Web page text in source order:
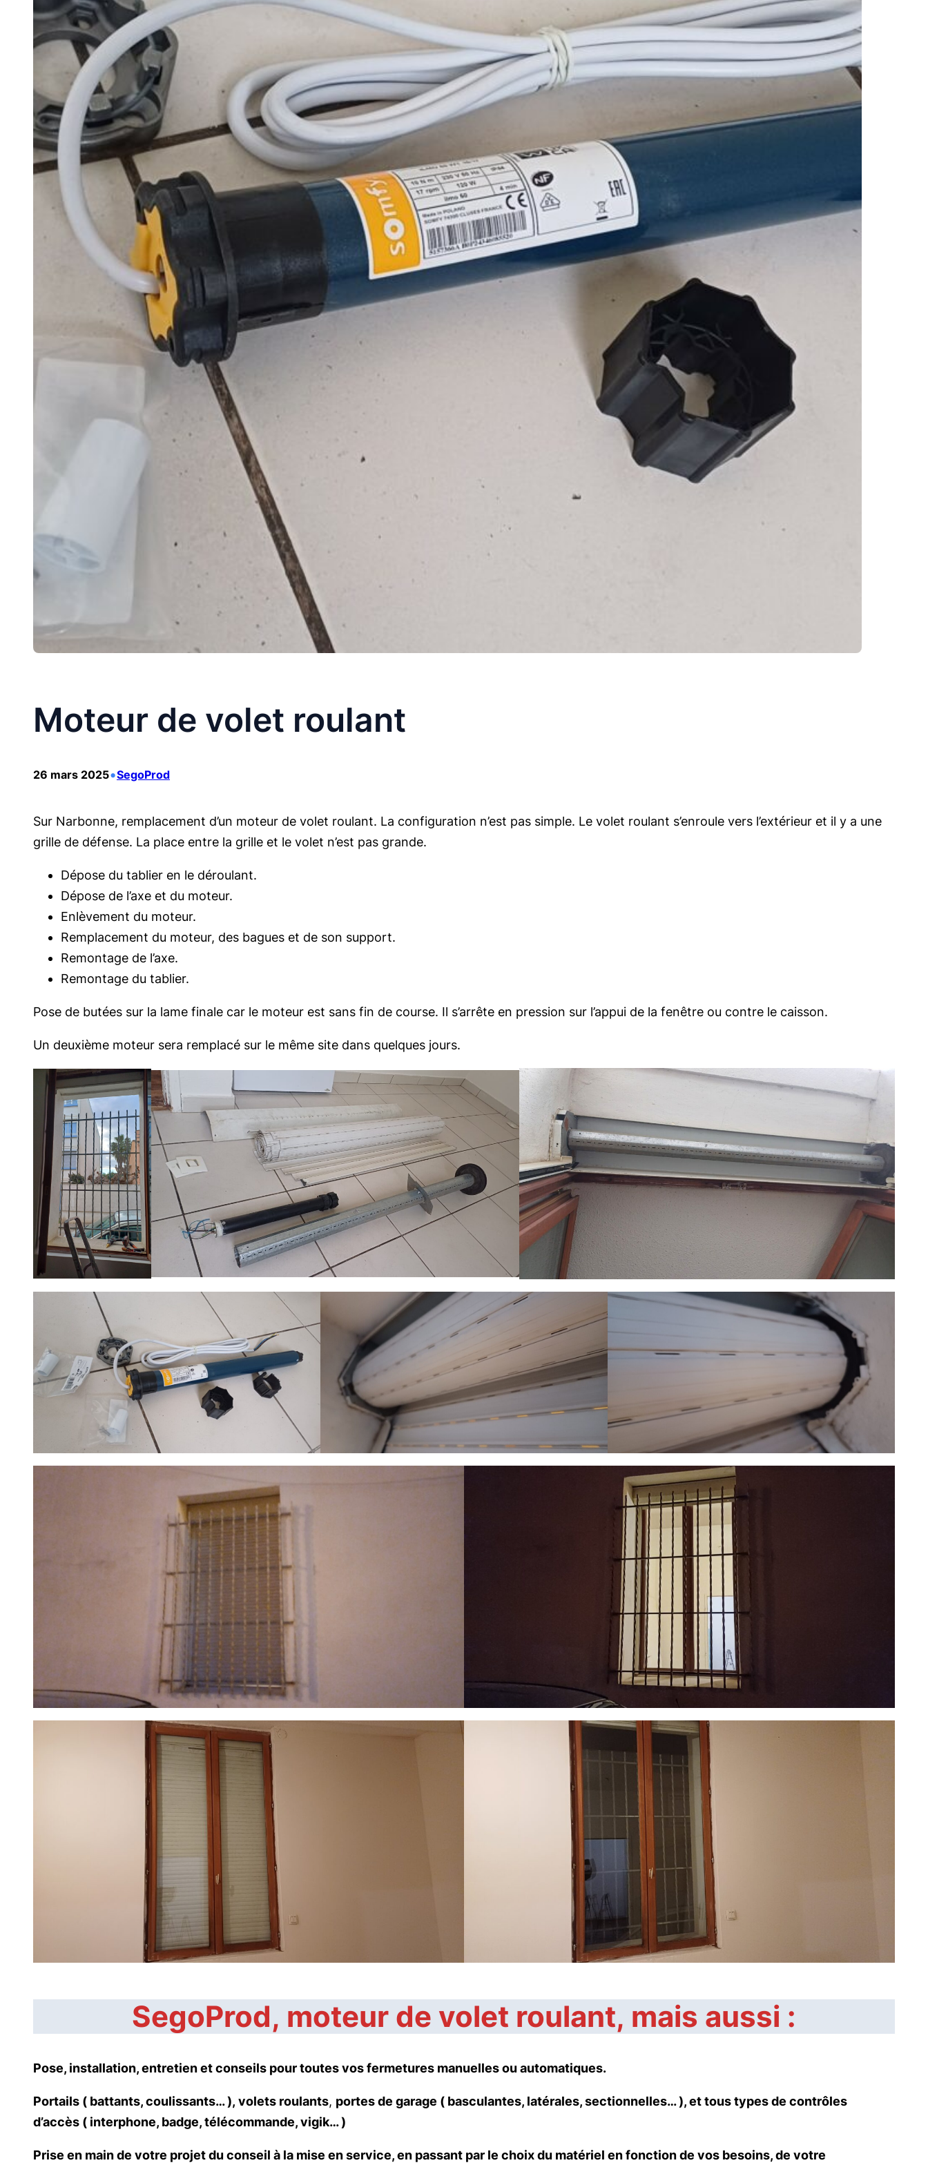
Moteur de volet roulant
26 mars 2025•SegoProd
Sur Narbonne, remplacement d’un moteur de volet roulant. La configuration n’est pas simple. Le volet roulant s’enroule vers l’extérieur et il y a une
grille de défense. La place entre la grille et le volet n’est pas grande.
Dépose du tablier en le déroulant.
Dépose de l’axe et du moteur.
Enlèvement du moteur.
Remplacement du moteur, des bagues et de son support.
Remontage de l’axe.
Remontage du tablier.
Pose de butées sur la lame finale car le moteur est sans fin de course. Il s’arrête en pression sur l’appui de la fenêtre ou contre le caisson.
Un deuxième moteur sera remplacé sur le même site dans quelques jours.
SegoProd, moteur de volet roulant, mais aussi :
Pose, installation, entretien et conseils pour toutes vos fermetures manuelles ou automatiques.
Portails ( battants, coulissants… ), volets roulants, portes de garage ( basculantes, latérales, sectionnelles… ), et tous types de contrôles
d’accès ( interphone, badge, télécommande, vigik… )
Prise en main de votre projet du conseil à la mise en service, en passant par le choix du matériel en fonction de vos besoins, de votre